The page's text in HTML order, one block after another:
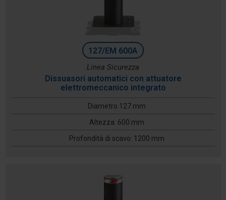
127/EM 600A
Linea Sicurezza
Dissuasori automatici con attuatore
elettromeccanico integrato
Diametro 127 mm
Altezza: 600 mm
Profondità di scavo: 1200 mm